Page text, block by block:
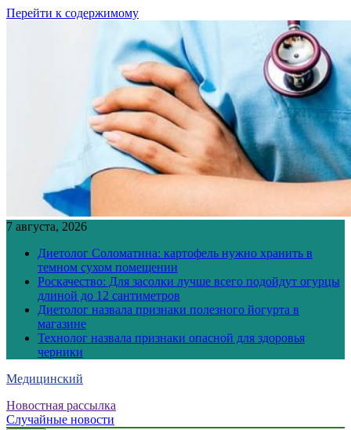
Перейти к содержимому
7 августа, 2026
Диетолог Соломатина: картофель нужно хранить в
темном сухом помещении
Роскачество: Для засолки лучше всего подойдут огурцы
длиной до 12 сантиметров
Диетолог назвала признаки полезного йогурта в
магазине
Технолог назвала признаки опасной для здоровья
черники
Медицинский
Новостная рассылка
Случайные новости